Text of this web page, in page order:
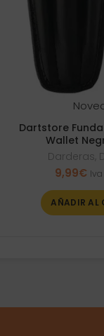
Dartstore
Wallet
Darderas,
9,99€
AÑADIR AL